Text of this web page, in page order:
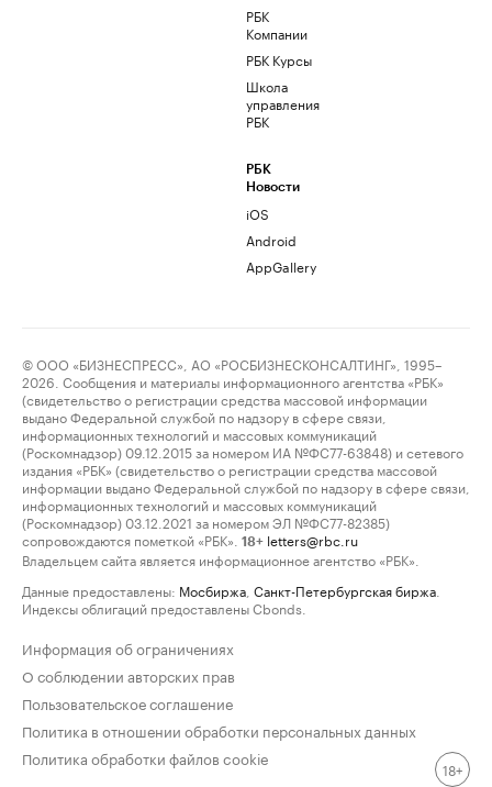
РБК
Компании
РБК Курсы
Школа
управления
РБК
РБК
Новости
iOS
Android
AppGallery
© ООО «БИЗНЕСПРЕСС», АО «РОСБИЗНЕСКОНСАЛТИНГ», 1995–
2026. Сообщения и материалы информационного агентства «РБК»
(свидетельство о регистрации средства массовой информации
выдано Федеральной службой по надзору в сфере связи,
информационных технологий и массовых коммуникаций
(Роскомнадзор) 09.12.2015 за номером ИА №ФС77-63848) и сетевого
издания «РБК» (свидетельство о регистрации средства массовой
информации выдано Федеральной службой по надзору в сфере связи,
информационных технологий и массовых коммуникаций
(Роскомнадзор) 03.12.2021 за номером ЭЛ №ФС77-82385)
сопровождаются пометкой «РБК».
18+ letters@rbc.ru
Владельцем сайта является информационное агентство «РБК».
Данные предоставлены: Мосбиржа Санкт-Петербургская биржа
Индексы облигаций предоставлены Cbonds.
Информация об ограничениях
О соблюдении авторских прав
Пользовательское соглашение
Политика в отношении обработки персональных данных
Политика обработки файлов cookie
18+